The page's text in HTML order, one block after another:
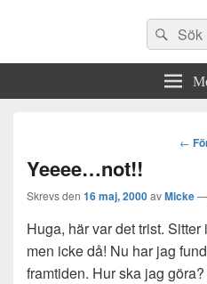
Sök
efter:
Sök
←
Yeeee…not!!
Skrevs den 16 maj, 2000avMicke—
Huga, här var det trist.
men icke då! Nu har jag
framtiden. Hur ska jag